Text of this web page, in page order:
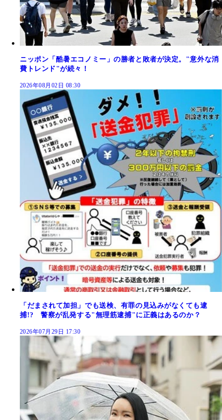
ニッポン「酷暑エコノミー」の勝者と敗者が決定。"意外な消
費トレンド"が続々！
2026年08月02日 08:30
「だまされて加担」でも送検、有罪の見込みがなくても逮
捕!? 警察が乱発する"無理筋逮捕"に正義はあるのか？
2026年07月29日 17:30